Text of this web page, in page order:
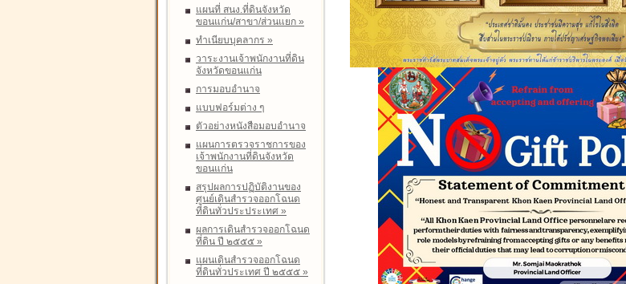
แผนที่ สนง.ที่ดินจังหวัด
ขอนแก่น/สาขา/ส่วนแยก »
ทำเนียบบุคลากร »
วาระงานเจ้าพนักงานที่ดิน
จังหวัดขอนแก่น
การมอบอำนาจ
แบบฟอร์มต่าง ๆ
ตัวอย่างหนังสือมอบอำนาจ
แผนการตรวจราชการของ
เจ้าพนักงานที่ดินจังหวัด
ขอนแก่น
สรุปผลการปฏิบัติงานของ
ศูนย์เดินสำรวจออกโฉนด
ที่ดินทั่วประประเทศ »
ผลการเดินสำรวจออกโฉนด
ที่ดิน ปี ๒๕๕๕ »
แผนเดินสำรวจออกโฉนด
ที่ดินทั่วประเทศ ปี ๒๕๕๕ »